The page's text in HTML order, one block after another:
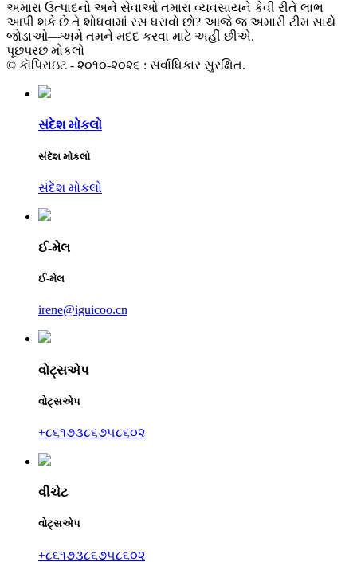
અમારા ઉત્પાદનો અને સેવાઓ તમારા વ્યવસાયને કેવી રીતે લાભ
આપી શકે છે તે શોધવામાં રસ ધરાવો છો? આજે જ અમારી ટીમ સાથે
જોડાઓ—અમે તમને મદદ કરવા માટે અહીં છીએ.
પૂછપરછ મોકલો
© કૉપિરાઇટ - ૨૦૧૦-૨૦૨૬ : સર્વાધિકાર સુરક્ષિત.
સંદેશ મોકલો
સંદેશ મોકલો
સંદેશ મોકલો
ઈ-મેલ
ઈ-મેલ
irene@iguicoo.cn
વોટ્સએપ
વોટ્સએપ
+૮૬૧૭૩૮૬૭૫૮૬૦૨
વીચેટ
વોટ્સએપ
+૮૬૧૭૩૮૬૭૫૮૬૦૨